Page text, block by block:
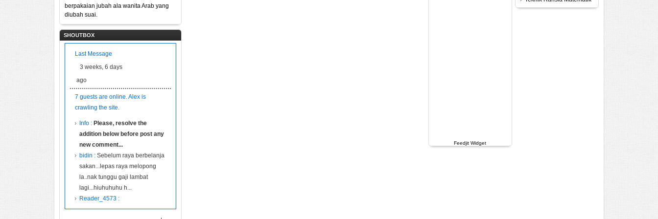
berpakaian jubah ala wanita Arab yang
diubah suai.
SHOUTBOX
Last Message
3 weeks, 6 days
ago
7 guests are online. Alex is
crawling the site.
Info : Please, resolve the
addition below before post any
new comment...
bidin : Sebelum raya berbelanja
sakan...lepas raya melopong
la..nak tunggu gaji lambat
lagi...hiuhuhuhu h...
Reader_4573 :
Feedjit Widget